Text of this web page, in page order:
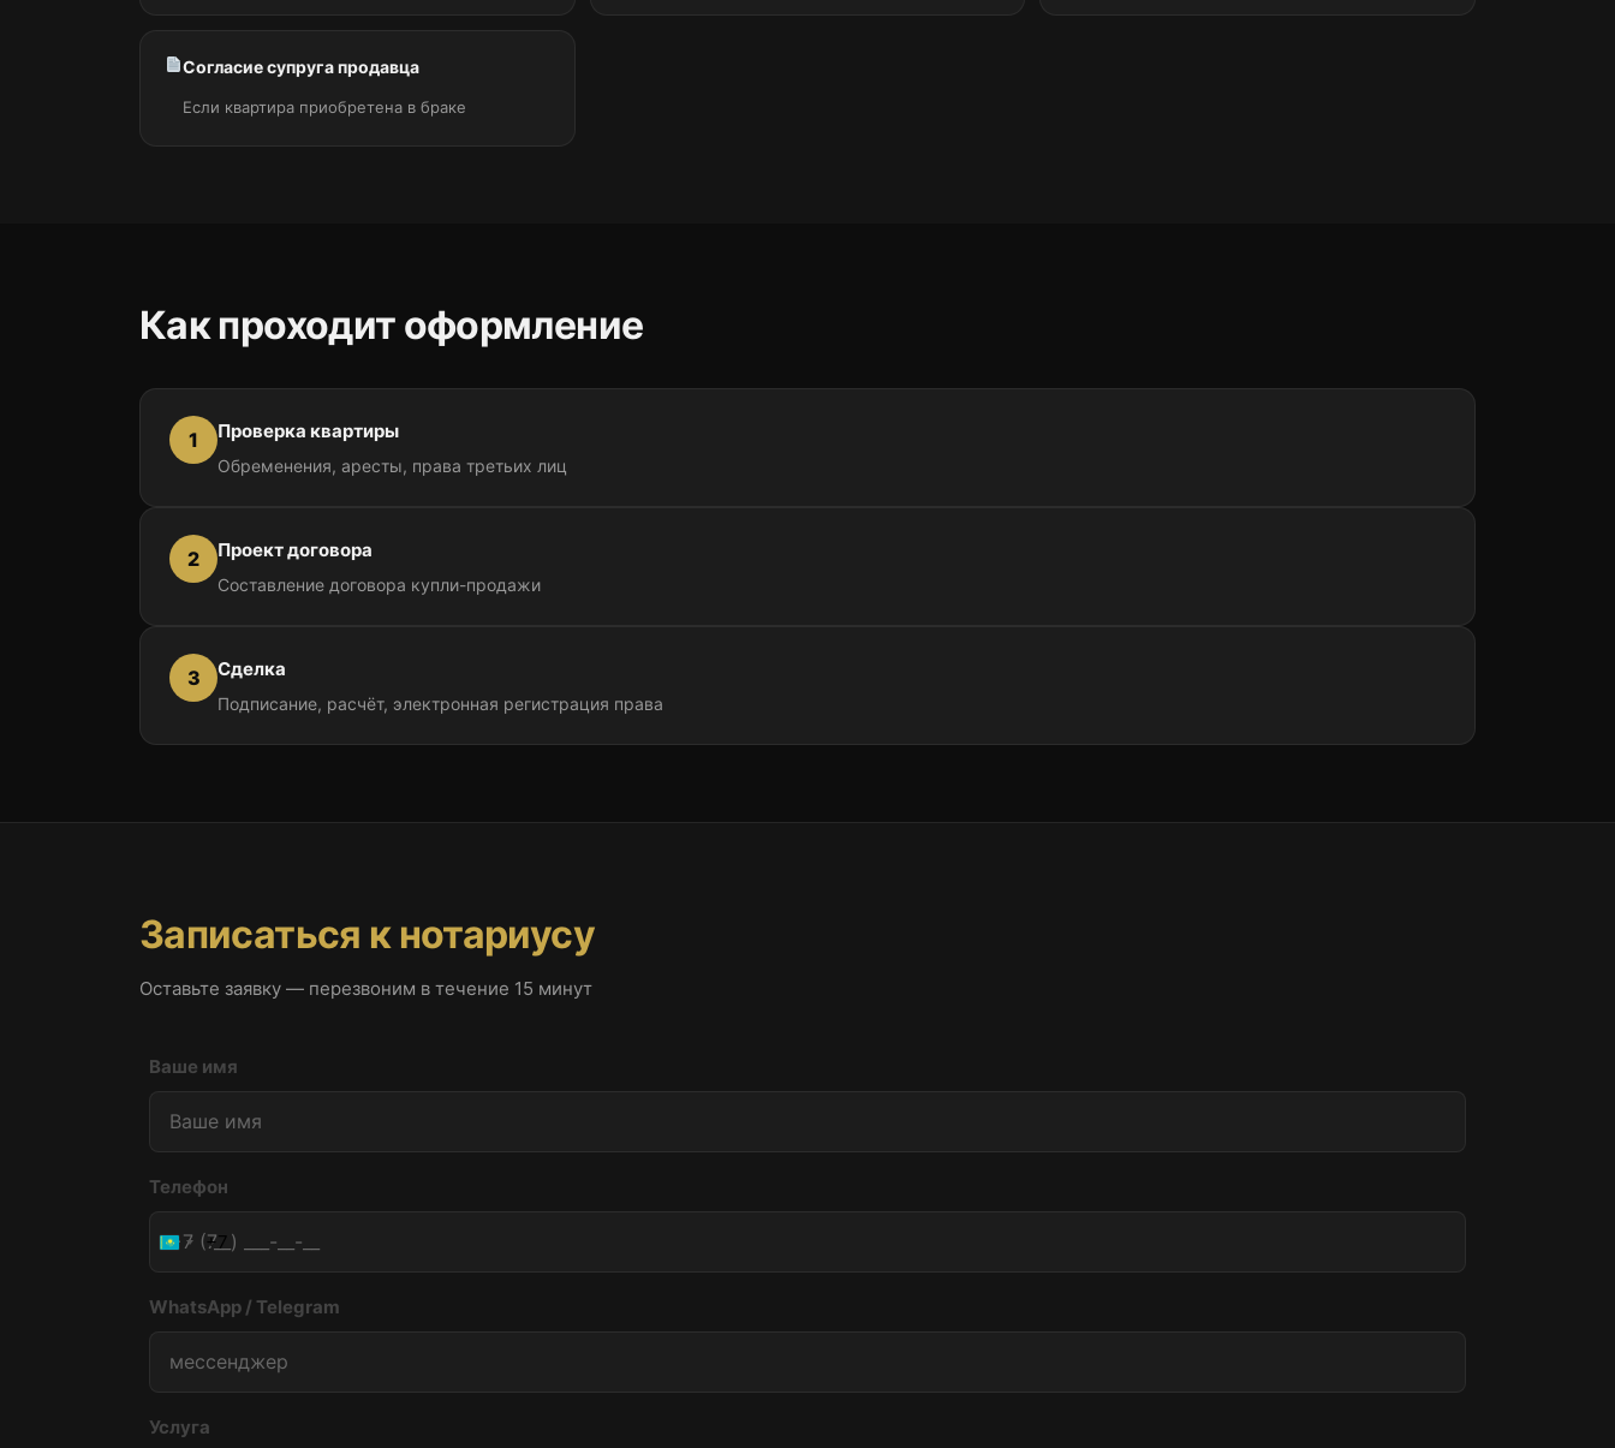
Согласие супруга продавца
Если квартира приобретена в браке
Как проходит оформление
1 Проверка квартиры
Обременения, аресты, права третьих лиц
2 Проект договора
Составление договора купли-продажи
3 Сделка
Подписание, расчёт, электронная регистрация права
Записаться к нотариусу
Оставьте заявку — перезвоним в течение 15 минут
Ваше имя
Телефон
Kazakhstan
+7
+7
WhatsApp / Telegram
Услуга